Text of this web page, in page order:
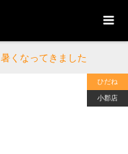
暑くなってきました
ひだね
小郡店